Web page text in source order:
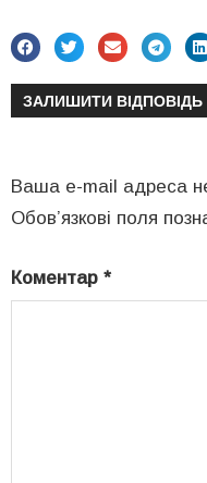
ЗАЛИШИТИ ВІДПОВІДЬ
Ваша e-mail адреса
Обов’язкові поля
Коментар *